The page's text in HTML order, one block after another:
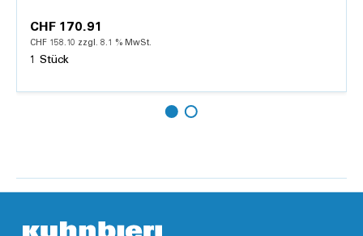
CHF 170.91
CHF 158.10 zzgl. 8.1 % MwSt.
1 Stück